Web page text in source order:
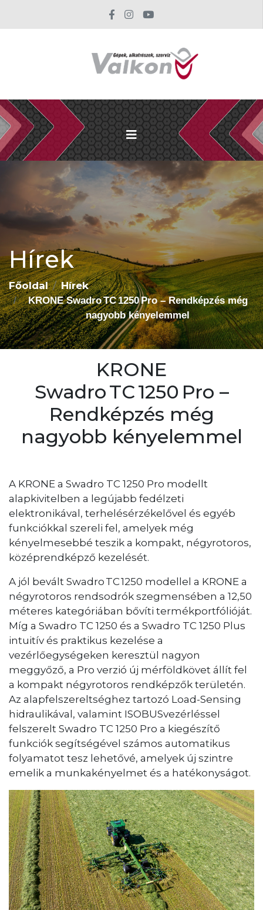
Hírek
Főoldal Hírek
KRONE Swadro TC 1250 Pro – Rendképzés még
nagyobb kényelemmel
KRONE
Swadro TC 1250 Pro –
Rendképzés még
nagyobb kényelemmel
A KRONE a Swadro TC 1250 Pro modellt
alapkivitelben a legújabb fedélzeti
elektronikával, terhelésérzékelővel és egyéb
funkciókkal szereli fel, amelyek még
kényelmesebbé teszik a kompakt, négyrotoros,
középrendképző kezelését.
A jól bevált Swadro TC 1250 modellel a KRONE a
négyrotoros rendsodrók szegmensében a 12,50
méteres kategóriában bővíti termékportfólióját.
Míg a Swadro TC 1250 és a Swadro TC 1250 Plus
intuitív és praktikus kezelése a
vezérlőegységeken keresztül nagyon
meggyőző, a Pro verzió új mérföldkövet állít fel
a kompakt négyrotoros rendképzők területén.
Az alapfelszereltséghez tartozó Load-Sensing
hidraulikával, valamint ISOBUSvezérléssel
felszerelt Swadro TC 1250 Pro a kiegészítő
funkciók segítségével számos automatikus
folyamatot tesz lehetővé, amelyek új szintre
emelik a munkakényelmet és a hatékonyságot.